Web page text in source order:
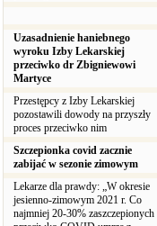
Uzasadnienie haniebnego
wyroku Izby Lekarskiej
przeciwko dr Zbigniewowi
Martyce
Przestępcy z Izby Lekarskiej
pozostawili dowody na przyszły
proces przeciwko nim
Szczepionka covid zacznie
zabijać w sezonie zimowym
Lekarze dla prawdy: „W okresie
jesienno-zimowym 2021 r. Co
najmniej 20-30% zaszczepionych